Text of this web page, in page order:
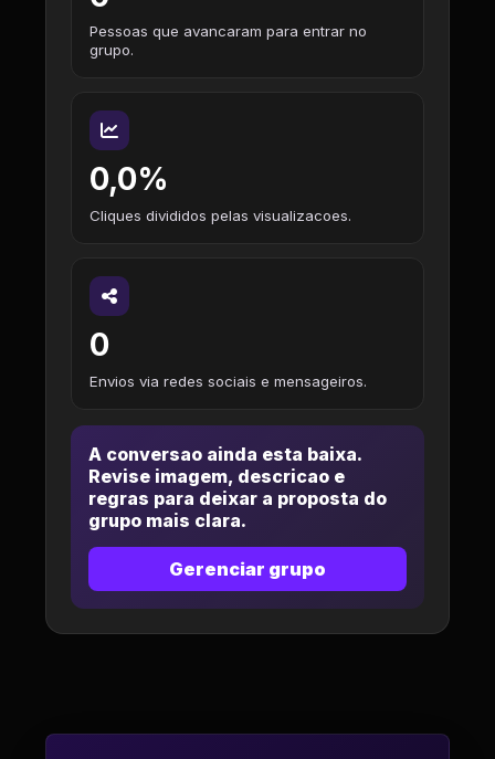
Pessoas que avancaram para entrar no
grupo.
0,0%
Cliques divididos pelas visualizacoes.
0
Envios via redes sociais e mensageiros.
A conversao ainda esta baixa.
Revise imagem, descricao e
regras para deixar a proposta do
grupo mais clara.
Gerenciar grupo